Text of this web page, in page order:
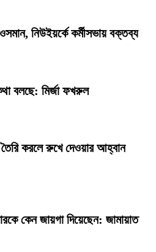
নিউইয়র্কে কর্মীসভায় বক্তব্য
বলছে: মির্জা ফখরুল
করলে রুখে দেওয়ার আহ্বান
কেন জায়গা দিয়েছেন: জামায়াত